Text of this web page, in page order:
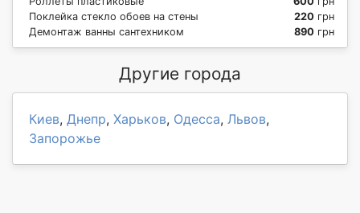
Поклейка стекло обоев на стены
220 грн
Демонтаж ванны сантехником
890 грн
Другие города
Киев, Днепр, Харьков, Одесса, Львов,
Запорожье